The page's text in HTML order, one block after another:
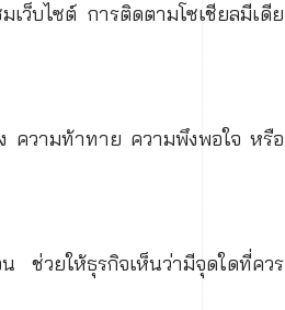
ว็บไซต์ การติดตามโซเชียลมีเดีย
ความท้าทาย ความพึงพอใจ หรือ
วยให้ธุรกิจเห็นว่ามีจุดใดที่ควร